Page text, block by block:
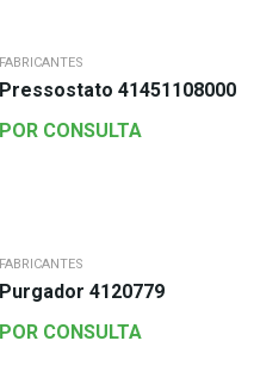
FABRICANTES
Pressostato 41451108000
POR CONSULTA
FABRICANTES
Purgador 4120779
POR CONSULTA